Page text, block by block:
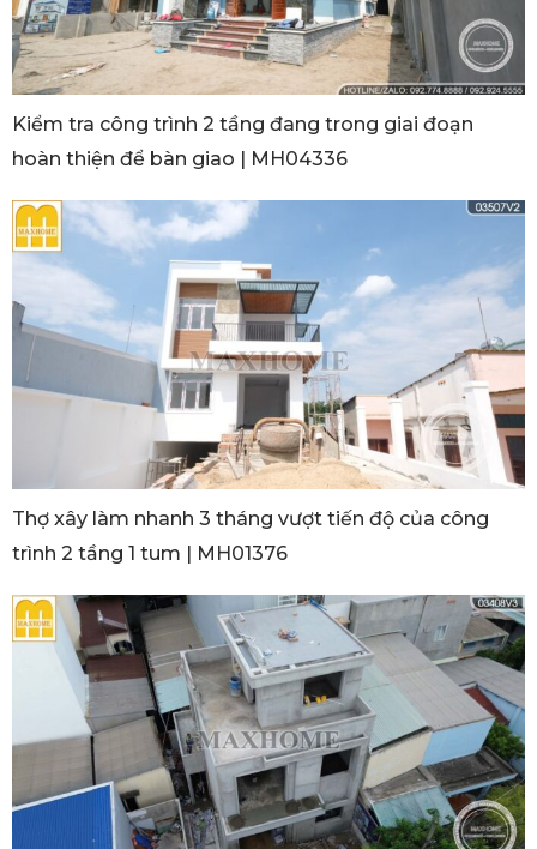
Kiểm tra công trình 2 tầng đang trong giai đoạn
hoàn thiện để bàn giao | MH04336
Thợ xây làm nhanh 3 tháng vượt tiến độ của công
trình 2 tầng 1 tum | MH01376